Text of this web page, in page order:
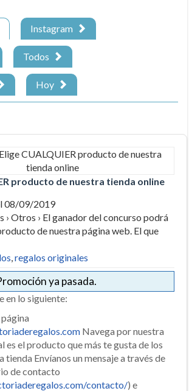
Instagram
Todos
Hoy
producto de nuestra tienda online
08/09/2019
› Otros › El ganador del concurso podrá
de nuestra página web. El que
,regalos originales
ya pasada.
en lo siguiente:
Navega por nuestra
es el producto que más te gusta de los
tienda Envíanos un mensaje a través de
de contacto
contacto/) e